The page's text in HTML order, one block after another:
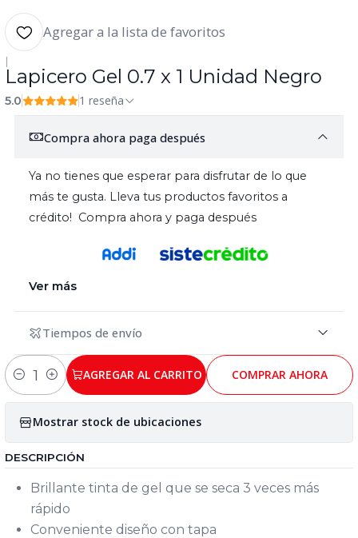
Agregar a la lista de favoritos
|
Lapicero Gel 0.7 x 1 Unidad Negro
5.0 1 reseña
Compra ahora paga después
Ya no tienes que esperar para disfrutar de lo que
más te gusta. Lleva tus productos favoritos a
crédito! Compra ahora y paga después
Ver más
Tiempos de envío
Cantidad
AGREGAR AL CARRITO COMPRAR AHORA
Mostrar stock de ubicaciones
DESCRIPCIÓN
Brillante tinta de gel que se seca 3 veces más
rápido
Conveniente diseño con tapa